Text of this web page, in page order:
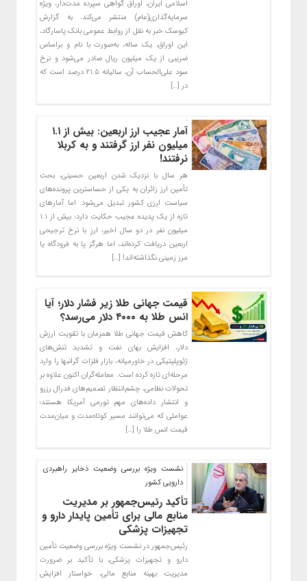
اسلامی ایران، اوراق گواهی سپرده مدت‌دار، ویژه
سرمایه‌گذاری‌(عام) منتشر می‌کند. به گزارش
کیوسک خبر به نقل از روابط عمومی بانک پاسارگاد،
این اوراق، یک ساله، به‌صورت با نام و براساس
ضریبی از یک میلیون ریال صادر می‌شود و نرخ
سود علی‌الحساب آن، سالیانه ۲۱.۵ درصد است که
در […]
آمار عجیب ارز اربعین: بیش از ۱.۱
میلیون نفر ارز گرفتند و به کربلا
نرفتند!
هر سال با نزدیک شدن اربعین حسینی، بحث
تأمین ارز زائران به یکی از حساسترین پرونده‌های
سیاست ارزی کشور تبدیل می‌شود. اما آمارهای
تازه از یک پدیده عجیب حکایت دارد: بیش از ۱.۱
میلیون نفر در دو سال اخیر، ارزِ با نرخ ترجیحی
اربعین دریافت کرده‌اند، اما هرگز پا به فرودگاه یا
مرز زمینی نگذاشته‌اند! […]
قیمت جهانی طلا زیر فشار دلار؛ آیا
انس طلا به ۴۰۰۰ دلار می‌رسد؟
کاهش قیمت جهانی طلا همزمان با تقویت ارزش
دلار، افزایش بهای نفت و تشدید تنش‌های
ژئوپلیتیکی در خاورمیانه، بازار فلزات گرانبها را وارد
مرحله‌ای تازه کرده است. معامله‌گران اکنون علاوه بر
تحولات نظامی، چشم‌انتظار تصمیم‌های فدرال رزرو
و انتشار داده‌های مهم تورمی آمریکا هستند؛
عواملی که می‌توانند مسیر کوتاه‌مدت و میان‌مدت
قیمت انس طلا را […]
نشست ویژه بررسی وضعیت ذخایر راهبردی
دارویی کشور
تأکید رئیس‌جمهور بر مدیریت
منابع مالی برای تأمین پایدار دارو و
تجهیزات پزشکی
رئیس‌جمهور در نشست ویژه بررسی وضعیت تأمین
دارو و تجهیزات پزشکی، با تأکید بر ضرورت
مدیریت بهینه منابع مالی، خواستار افزایش